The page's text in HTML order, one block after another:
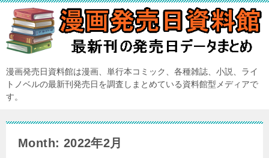
漫画発売日資料館は漫画、単行本コミック、各種雑誌、小説、ライ
トノベルの最新刊発売日を調査しまとめている資料館型メディアで
す。
Month: 2022年2月